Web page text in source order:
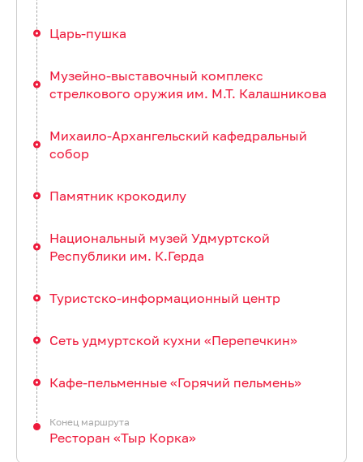
Царь-пушка
Музейно-выставочный комплекс
стрелкового оружия им. М.Т. Калашникова
Михаило-Архангельский кафедральный
собор
Памятник крокодилу
Национальный музей Удмуртской
Республики им. К.Герда
Туристско-информационный центр
Сеть удмуртской кухни «Перепечкин»
Кафе-пельменные «Горячий пельмень»
Ресторан «Тыр Корка»